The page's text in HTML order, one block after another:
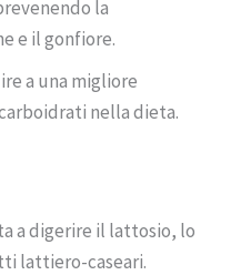
la
e il gonfiore.
a una migliore
nella dieta.
a digerire il lattosio, lo
lattiero-caseari.